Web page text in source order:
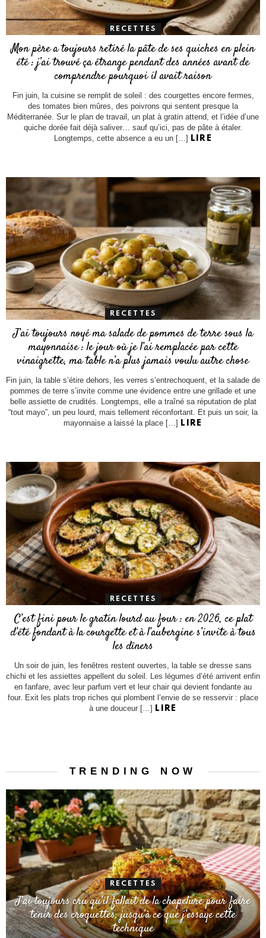
RECETTES
Mon père a toujours retiré la pâte de ses quiches en plein
été : j’ai trouvé ça étrange pendant des années avant de
comprendre pourquoi il avait raison
Fin juin, la cuisine se remplit de soleil : des courgettes encore fermes,
des tomates bien mûres, des poivrons qui sentent presque la
Méditerranée. Sur le plan de travail, un plat à gratin attend, et l’idée d’une
quiche dorée fait déjà saliver… sauf qu’ici, pas de pâte à étaler.
Longtemps, cette absence a eu un […] LIRE
RECETTES
J’ai toujours noyé ma salade de pommes de terre sous la
mayonnaise : le jour où je l’ai remplacée par cette
vinaigrette, ma table n’a plus jamais voulu autre chose
Fin juin, la table s’étire dehors, les verres s’entrechoquent, et la salade de
pommes de terre s’invite comme une évidence entre une grillade et une
belle assiette de crudités. Longtemps, elle a traîné sa réputation de plat
“tout mayo”, un peu lourd, mais tellement réconfortant. Et puis un soir, la
mayonnaise a laissé la place […]
LIRE
RECETTES
C’est fini pour le gratin lourd au four : en 2026, ce plat
d’été fondant à la courgette et à l’aubergine s’invite à tous
les dîners
Un soir de juin, les fenêtres restent ouvertes, la table se dresse sans
chichi et les assiettes appellent du soleil. Les légumes d’été arrivent enfin
en fanfare, avec leur parfum vert et leur chair qui devient fondante au
four. Exit les plats trop riches qui plombent l’envie de se resservir : place
à une douceur […]
LIRE
TRENDING NOW
RECETTES
J’ai toujours cru qu’il fallait de la chapelure pour faire
tenir des croquettes, jusqu’à ce que j’essaye cette
technique